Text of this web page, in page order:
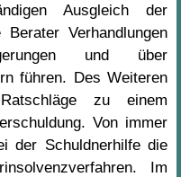
Ausgleich der
Verhandlungen
und über
führen. Des Weiteren
zu einem
Von immer
der Schuldnerhilfe die
Im